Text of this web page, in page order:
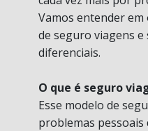
Vamos entender
de seguro viagens
diferenciais.
O que é seguro
Esse modelo de
problemas pessoais